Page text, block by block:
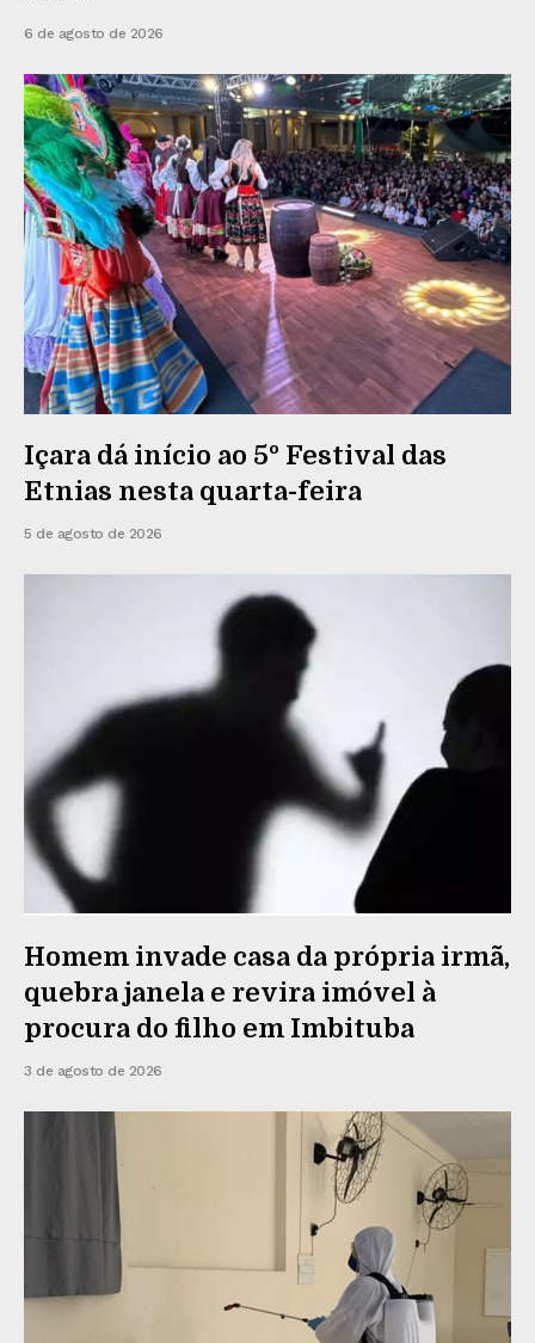
6 de agosto de 2026
Içara dá início ao 5º Festival das
Etnias nesta quarta-feira
5 de agosto de 2026
Homem invade casa da própria irmã,
quebra janela e revira imóvel à
procura do filho em Imbituba
3 de agosto de 2026